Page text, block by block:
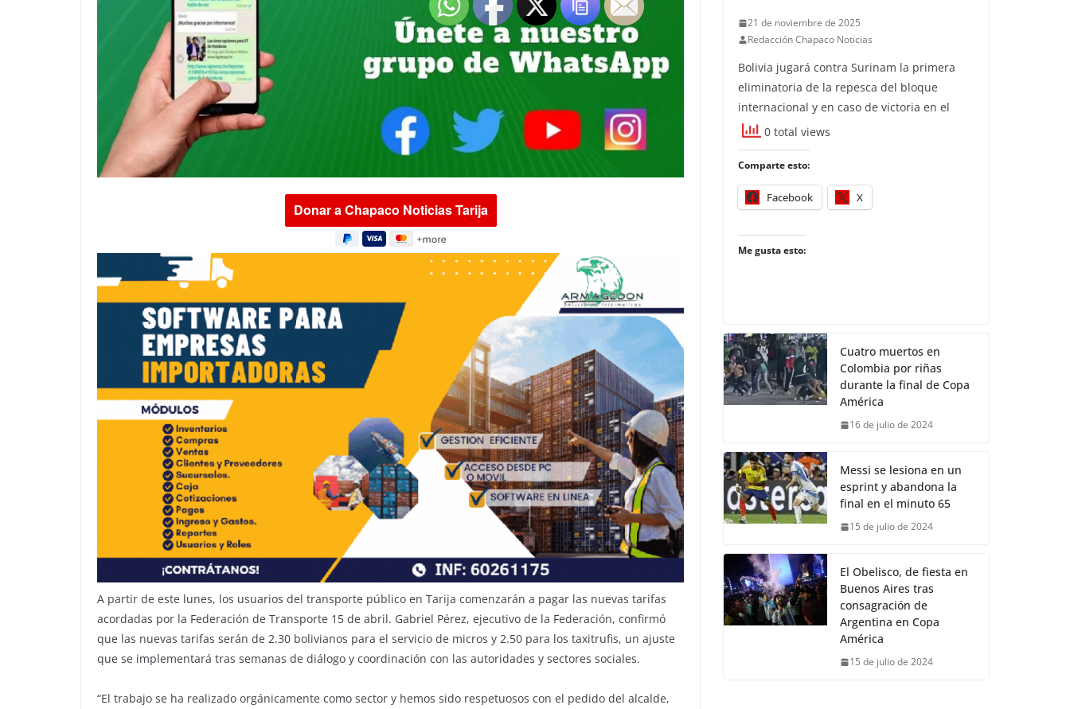
A partir de este lunes, los usuarios del transporte público en Tarija comenzarán a pagar las nuevas tarifas
acordadas por la Federación de Transporte 15 de abril. Gabriel Pérez, ejecutivo de la Federación, confirmó
que las nuevas tarifas serán de 2.30 bolivianos para el servicio de micros y 2.50 para los taxitrufis, un ajuste
que se implementará tras semanas de diálogo y coordinación con las autoridades y sectores sociales.
“El trabajo se ha realizado orgánicamente como sector y hemos sido respetuosos con el pedido del alcalde,
21 de noviembre de 2025
Redacción Chapaco Noticias
Bolivia jugará contra Surinam la primera
eliminatoria de la repesca del bloque
internacional y en caso de victoria en el
0 total views
Comparte esto:
Facebook X
Me gusta esto:
Cuatro muertos en
Colombia por riñas
durante la final de Copa
América
16 de julio de 2024
Messi se lesiona en un
esprint y abandona la
final en el minuto 65
15 de julio de 2024
El Obelisco, de fiesta en
Buenos Aires tras
consagración de
Argentina en Copa
América
15 de julio de 2024